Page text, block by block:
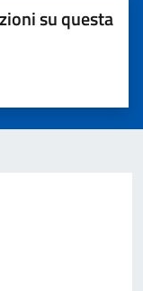
su questa